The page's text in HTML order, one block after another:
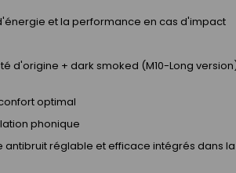
et la performance en cas d'impact
d'origine + dark smoked (M10-Long
optimal
phonique
réglable et efficace intégrés dans